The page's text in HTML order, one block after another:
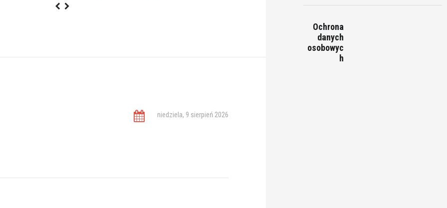
niedziela, 9 sierpień 2026
Ochrona
danych
osobowyc
h